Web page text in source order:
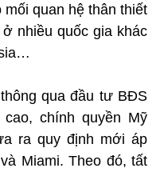
quan hệ thân thiết
nhiều quốc gia khác
qua đầu tư BĐS
chính quyền Mỹ
ra quy định mới áp
Miami. Theo đó, tất